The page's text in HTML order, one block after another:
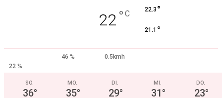
22 ° C 22.3 °
21.1 °
46 %
0.5kmh
22 %
SO.
36°
MO.
35°
DI.
29°
MI.
31°
DO.
23°